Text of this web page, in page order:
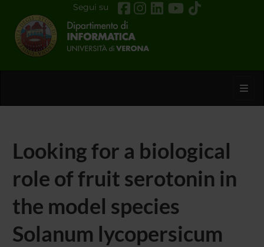
Segui su
Looking for a biological
role of fruit serotonin in
the model species
Solanum lycopersicum